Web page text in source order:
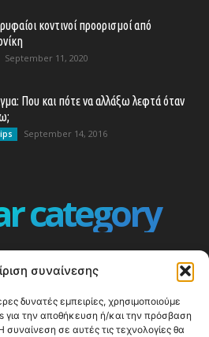
συναίνεσης
δυνατές εμπειρίες, χρησιμοποιούμε
για την αποθήκευση ή/και την πρόσβαση
σε αυτές τις τεχνολογίες θα
κοντινοί προορισμοί από
September 11, 2020
Που και πότε να αλλάξω λεφτά όταν
September 14, 2016
category
359
332
328